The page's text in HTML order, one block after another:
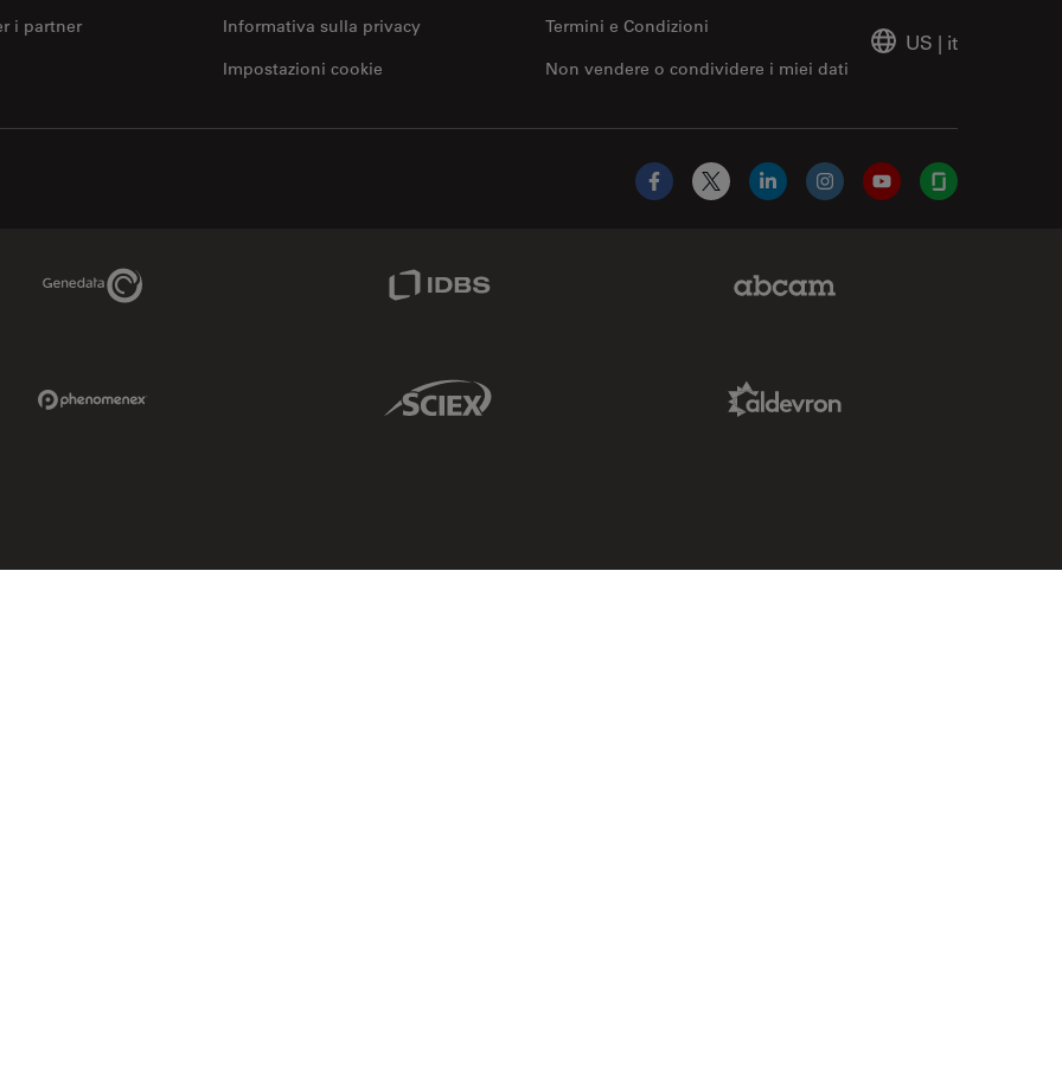
i partner
Informativa sulla privacy
Non vendere o condividere i miei dati
Termini e Condizioni
Impostazioni cookie
US | it
Facebook
X LinkedInInstagramYouTubeGlassdoor
Genedata Link
Sciex Link